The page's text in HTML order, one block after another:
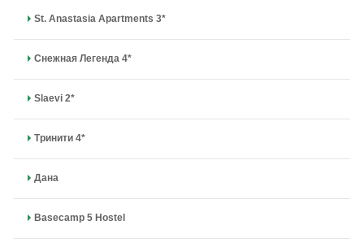
St. Anastasia Apartments 3*
Снежная Легенда 4*
Slaevi 2*
Тринити 4*
Дана
Basecamp 5 Hostel